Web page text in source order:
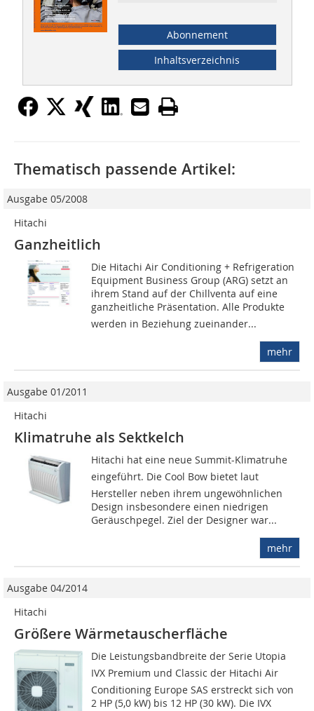
Abonnement
Inhaltsverzeichnis
Thematisch passende Artikel:
Ausgabe 05/2008
Hitachi
Ganzheitlich
Die Hitachi Air Conditioning + Refrigeration
Equipment Business Group (ARG) setzt an
ihrem Stand auf der Chillventa auf eine
ganzheitliche Präsentation. Alle Produkte
werden in Beziehung zueinander...
mehr
Ausgabe 01/2011
Hitachi
Klimatruhe als Sektkelch
Hitachi hat eine neue Summit-Klimatruhe
eingeführt. Die Cool Bow bietet laut
Hersteller neben ihrem ungewöhnlichen
Design insbesondere einen niedrigen
Geräuschpegel. Ziel der Designer war...
mehr
Ausgabe 04/2014
Hitachi
Größere Wärmetauscherfläche
Die Leistungsbandbreite der Serie Utopia
IVX Premium und Classic der Hitachi Air
Conditioning Europe SAS erstreckt sich von
2 HP (5,0 kW) bis 12 HP (30 kW). Die IVX